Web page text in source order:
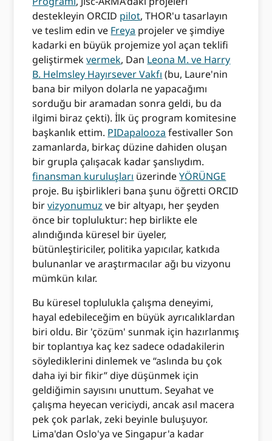
destekleyin ORCID pilot, THOR'u tasarlayın
ve teslim edin ve Freya projeler ve şimdiye
kadarki en büyük projemize yol açan teklifi
geliştirmekvermek, Dan Leona M. ve Harry
B. Helmsley Hayırsever Vakfı (bu, Laure'nin
bana bir milyon dolarla ne yapacağımı
sorduğu bir aramadan sonra geldi, bu da
ilgimi biraz çekti). İlk üç program komitesine
başkanlık ettim. PIDapalooza festivaller Son
zamanlarda, birkaç düzine dahiden oluşan
bir grupla çalışacak kadar şanslıydım.
finansman kuruluşları üzerindeYÖRÜNGE
proje. Bu işbirlikleri bana şunu öğretti ORCID
birvizyonumuz ve bir altyapı, her şeyden
önce bir topluluktur: hep birlikte ele
alındığında küresel bir üyeler,
bütünleştiriciler, politika yapıcılar, katkıda
bulunanlar ve araştırmacılar ağı bu vizyonu
mümkün kılar.
Bu küresel toplulukla çalışma deneyimi,
hayal edebileceğim en büyük ayrıcalıklardan
biri oldu. Bir 'çözüm' sunmak için hazırlanmış
bir toplantıya kaç kez sadece odadakilerin
söylediklerini dinlemek ve “aslında bu çok
daha iyi bir fikir” diye düşünmek için
geldiğimin sayısını unuttum. Seyahat ve
çalışma heyecan vericiydi, ancak asıl macera
pek çok parlak, zeki beyinle buluşuyor.
Lima'dan Oslo'ya ve Singapur'a kadar